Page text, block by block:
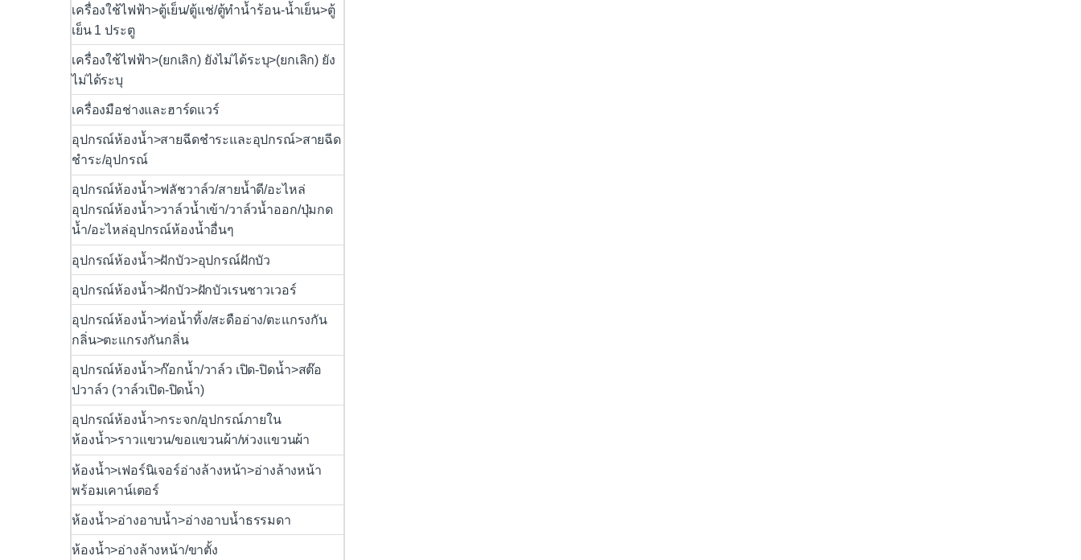
เครื่องใช้ไฟฟ้า>ตู้เย็น/ตู้แช่/ตู้ทำน้ำร้อน-น้ำเย็น>ตู้
เย็น 1 ประตู
เครื่องใช้ไฟฟ้า>(ยกเลิก) ยังไม่ได้ระบุ>(ยกเลิก) ยัง
ไม่ได้ระบุ
เครื่องมือช่างและฮาร์ดแวร์
อุปกรณ์ห้องน้ำ>สายฉีดชำระและอุปกรณ์>สายฉีด
ชำระ/อุปกรณ์
อุปกรณ์ห้องน้ำ>ฟลัชวาล์ว/สายน้ำดี/อะไหล่
อุปกรณ์ห้องน้ำ>วาล์วน้ำเข้า/วาล์วน้ำออก/ปุ่มกด
น้ำ/อะไหล่อุปกรณ์ห้องน้ำอื่นๆ
อุปกรณ์ห้องน้ำ>ฝักบัว>อุปกรณ์ฝักบัว
อุปกรณ์ห้องน้ำ>ฝักบัว>ฝักบัวเรนชาวเวอร์
อุปกรณ์ห้องน้ำ>ท่อน้ำทิ้ง/สะดืออ่าง/ตะแกรงกัน
กลิ่น>ตะแกรงกันกลิ่น
อุปกรณ์ห้องน้ำ>ก๊อกน้ำ/วาล์ว เปิด-ปิดน้ำ>สต๊อ
ปวาล์ว (วาล์วเปิด-ปิดน้ำ)
อุปกรณ์ห้องน้ำ>กระจก/อุปกรณ์ภายใน
ห้องน้ำ>ราวแขวน/ขอแขวนผ้า/ห่วงแขวนผ้า
ห้องน้ำ>เฟอร์นิเจอร์อ่างล้างหน้า>อ่างล้างหน้า
พร้อมเคาน์เตอร์
ห้องน้ำ>อ่างอาบน้ำ>อ่างอาบน้ำธรรมดา
ห้องน้ำ>อ่างล้างหน้า/ขาตั้ง